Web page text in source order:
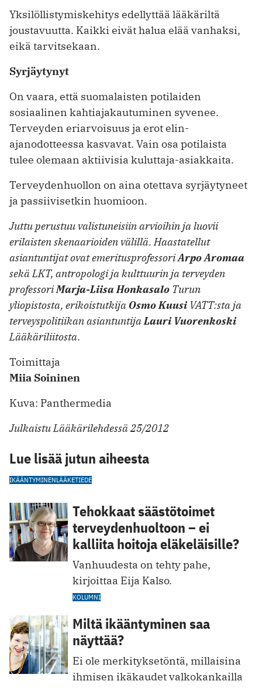
Yksilöllistymiskehitys edellyttää lääkäriltä
joustavuutta. Kaikki eivät halua elää vanhaksi,
eikä tarvitsekaan.
Syrjäytynyt
On vaara, että suomalaisten potilaiden
sosiaalinen kahtiajakautuminen syvenee.
Terveyden eriarvoisuus ja erot elin­
ajanodotteessa kasvavat. Vain osa potilaista
tulee olemaan aktiivisia kuluttaja-asiakkaita.
Terveydenhuollon on aina otettava syrjäytyneet
ja passiivisetkin huo­mioon.
Juttu perustuu valistuneisiin arvioihin ja luovii
erilaisten skenaarioiden välillä. Haastatellut
asiantuntijat ovat emeritusprofessoriArpo Aromaa
sekä LKT, antropologi ja kulttuurin ja terveyden
professoriMarja-Liisa Honkasalo Turun
yliopistosta, erikoistutkijaOsmo Kuusi VATT:sta ja
terveyspolitiikan asiantuntijaLauri Vuoren­koski
Lääkäriliitosta.
Toimittaja
Miia Soininen
Kuva: Panthermedia
Julkaistu Lääkärilehdessä 25/2012
Lue lisää jutun aiheesta
IKÄÄNTYMINENLÄÄKETIEDE
Tehokkaat säästötoimet
terveydenhuoltoon – ei
kalliita hoitoja eläkeläisille?
Vanhuudesta on tehty pahe,
kirjoittaa Eija Kalso.
KOLUMNI
Miltä ikääntyminen saa
näyttää?
Ei ole merkityksetöntä, millaisina
ihmisen ikäkaudet valkokankailla